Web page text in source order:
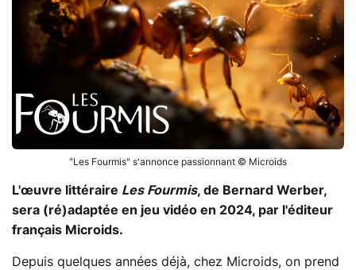
"Les Fourmis" s'annonce passionnant © Microids
L'œuvre littéraire Les Fourmis, de Bernard Werber,
sera (ré)adaptée en jeu vidéo en 2024, par l'éditeur
français Microids.
Depuis quelques années déjà, chez Microids, on prend